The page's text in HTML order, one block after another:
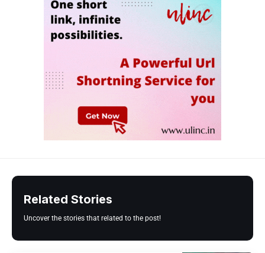
Related Stories
Uncover the stories that related to the post!